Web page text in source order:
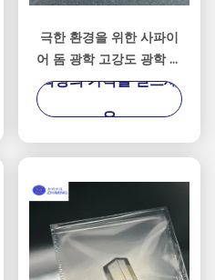
극한 환경을 위한 사파이
어 돔 광학 고강도 광학 보
호
최상의 가격을 얻으세
요